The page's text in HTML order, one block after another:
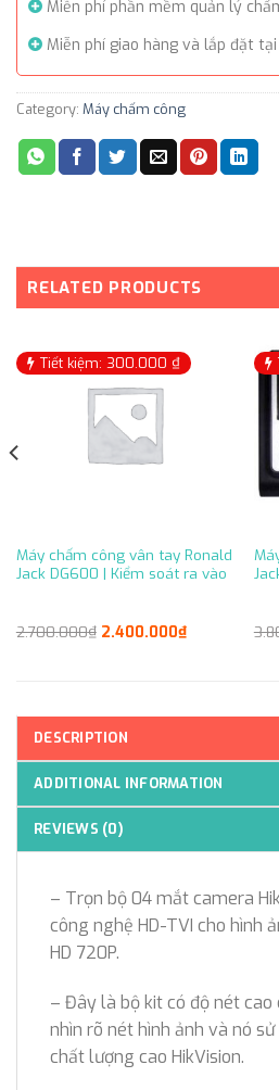
Miễn phí phần mềm quản lý
Miễn phí giao hàng và lắp đặt tại
Category: Máy chấm công
RELATED PRODUCTS
Tiết kiệm: 300.000 ₫
Máy chấm công vân tay Ronald
Jack DG600 | Kiểm soát ra vào
2.700.000₫
Original 2.400.000₫
Current
DESCRIPTION
ADDITIONAL INFORMATION
REVIEWS (0)
– Trọn bộ 04 mắt camera
công nghệ HD-TVI cho hình
HD 720P.
– Đây là bộ kit có độ nét cao
nhìn rõ nét hình ảnh và nó
chất lượng cao HikVision.